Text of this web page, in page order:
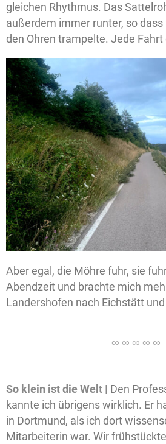
gleichen Rhythmus. Das
außerdem immer runter, so
den Ohren trampelte. Jede
Aber egal, die Möhre fuhr, sie
Abendzeit und brachte mich
Landershofen nach Eichstätt
So klein ist die Welt | Den
kannte ich übrigens wirklich. Er
in Dortmund, als ich dort
Mitarbeiterin war. Wir